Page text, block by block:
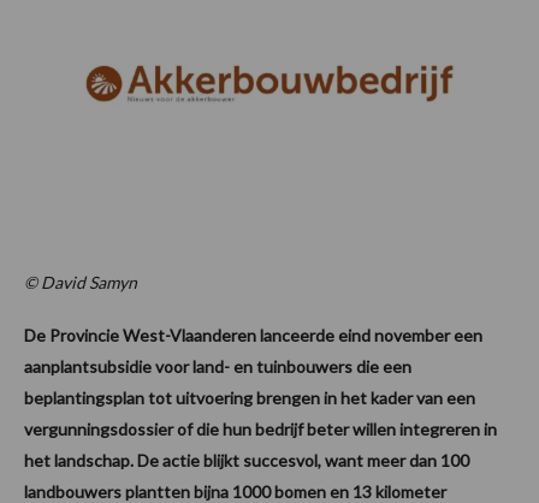
© David Samyn
De Provincie West-Vlaanderen lanceerde eind november een
aanplantsubsidie voor land- en tuinbouwers die een
beplantingsplan tot uitvoering brengen in het kader van een
vergunningsdossier of die hun bedrijf beter willen integreren in
het landschap. De actie blijkt succesvol, want meer dan 100
landbouwers plantten bijna 1000 bomen en 13 kilometer